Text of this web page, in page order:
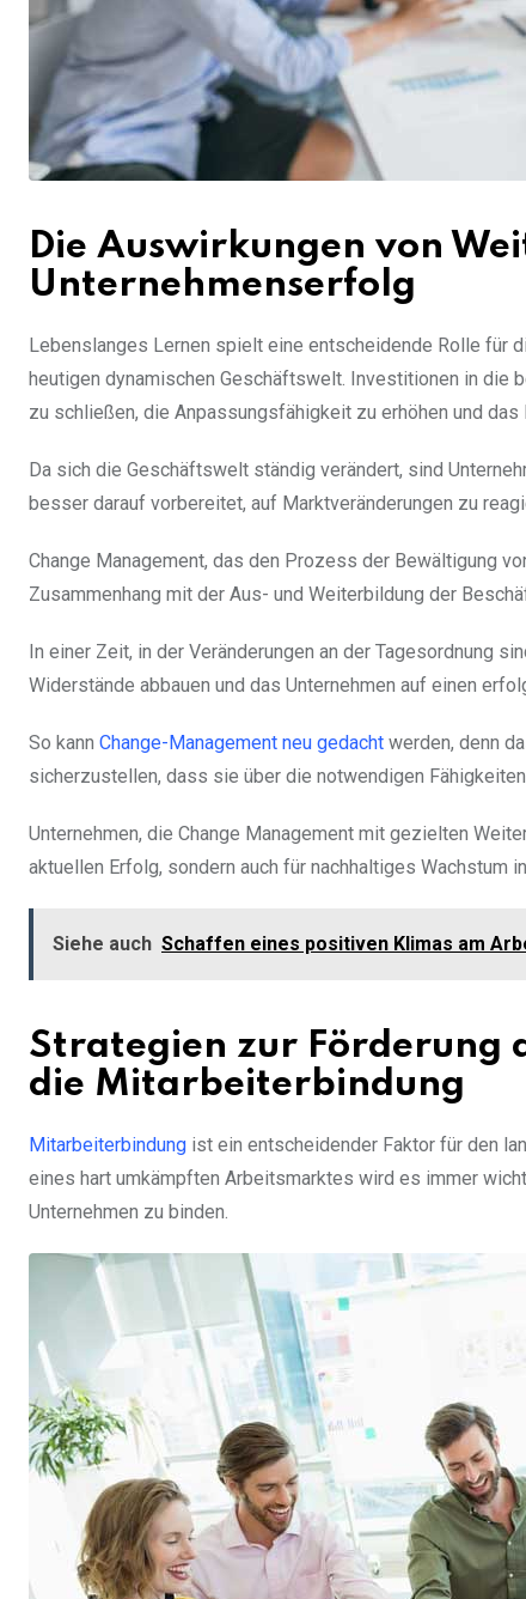
Die Auswirkungen von
Unternehmenserfolg
Lebenslanges Lernen spielt eine entscheidende Rolle für
heutigen dynamischen Geschäftswelt. Investitionen in die
zu schließen, die Anpassungsfähigkeit zu erhöhen und
Da sich die Geschäftswelt ständig verändert, sind
besser darauf vorbereitet, auf Marktveränderungen zu
Change Management, das den Prozess der Bewältigung
Zusammenhang mit der Aus- und Weiterbildung der
In einer Zeit, in der Veränderungen an der Tagesordnung
Widerstände abbauen und das Unternehmen auf einen
So kann Change-Management neu gedacht werden, denn
sicherzustellen, dass sie über die notwendigen
Unternehmen, die Change Management mit gezielten
aktuellen Erfolg, sondern auch für nachhaltiges Wachstum
Siehe auch Schaffen eines positiven Klimas am
Strategien zur Förderung
die Mitarbeiterbindung
Mitarbeiterbindung ist ein entscheidender Faktor für den
eines hart umkämpften Arbeitsmarktes wird es immer
Unternehmen zu binden.